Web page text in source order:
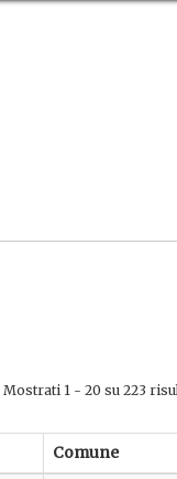
Mostrati 1 - 20 su 223
Comune